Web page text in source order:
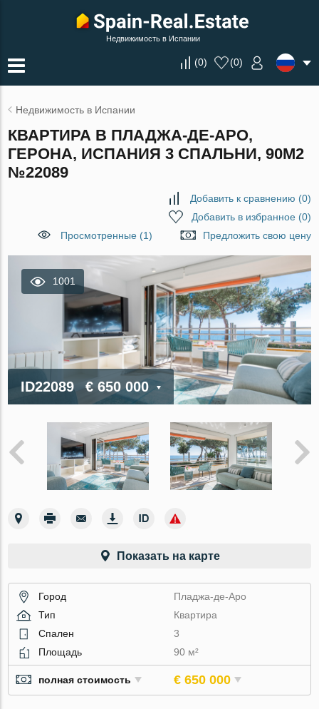
Недвижимость в Испании
(0) (0)
Недвижимость в Испании
КВАРТИРА В ПЛАДЖА-ДЕ-АРО,
ГЕРОНА, ИСПАНИЯ 3 СПАЛЬНИ, 90М2
№22089
Добавить к сравнению (0)
Добавить в избранное(0)
Просмотренные (1)
Предложить свою цену
1001
ID22089 € 650 000
Показать на карте
Город
Пладжа-де-Аро
Тип
Квартира
Спален
3
Площадь
90 м²
полная стоимость € 650 000